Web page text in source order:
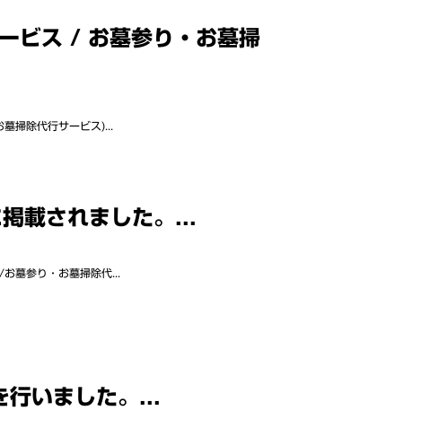
ビス / お墓参り・お墓掃
掃除代行サービス)...
載されました。...
墓参り・お墓掃除代...
行いました。...